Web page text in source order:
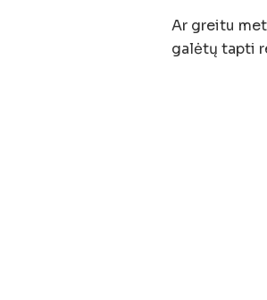
Ar greitu
galėtų tapti